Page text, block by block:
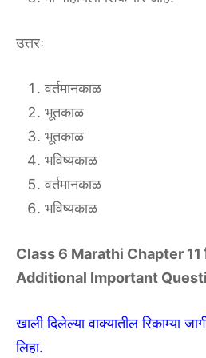
उत्तरः
वर्तमानकाळ
भूतकाळ
भूतकाळ
भविष्यकाळ
वर्तमानकाळ
भविष्यकाळ
Class 6 Marathi Chapter 11
Additional Important
खाली दिलेल्या वाक्यातील रिकाम्या
लिहा.